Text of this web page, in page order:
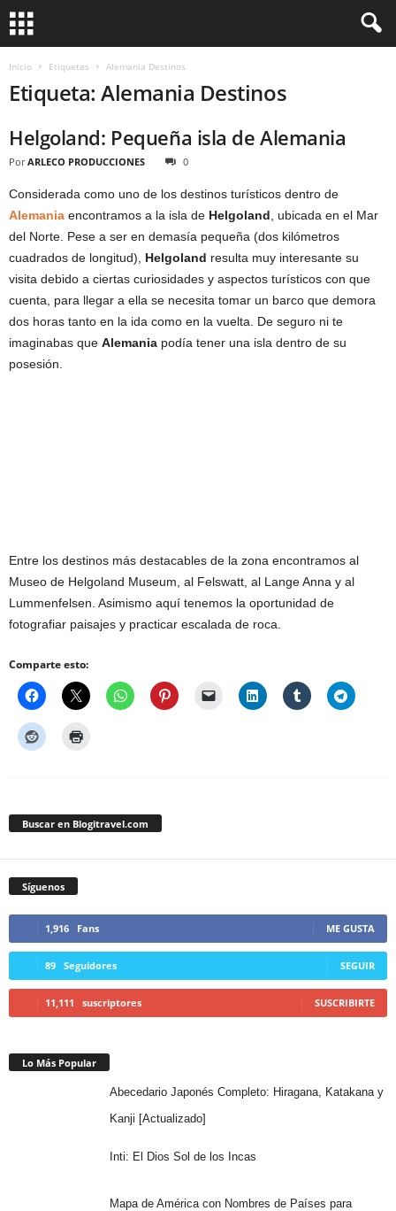
Inicio Etiquetas Alemania Destinos
Etiqueta: Alemania Destinos
Helgoland: Pequeña isla de Alemania
Por ARLECO PRODUCCIONES 0
Considerada como uno de los destinos turísticos dentro de
Alemania encontramos a la isla de Helgoland , ubicada en el Mar
del Norte. Pese a ser en demasía pequeña (dos kilómetros
cuadrados de longitud), Helgoland resulta muy interesante su
visita debido a ciertas curiosidades y aspectos turísticos con que
cuenta, para llegar a ella se necesita tomar un barco que demora
dos horas tanto en la ida como en la vuelta. De seguro ni te
imaginabas que Alemania podía tener una isla dentro de su
posesión.
Entre los destinos más destacables de la zona encontramos al
Museo de Helgoland Museum, al Felswatt, al Lange Anna y al
Lummenfelsen. Asimismo aquí tenemos la oportunidad de
fotografiar paisajes y practicar escalada de roca.
Comparte esto:
Buscar en Blogitravel.com
Síguenos
1,916 Fans ME GUSTA
89 Seguidores SEGUIR
11,111 suscriptores SUSCRIBIRTE
Lo Más Popular
Abecedario Japonés Completo: Hiragana, Katakana y
Kanji [Actualizado]
Inti: El Dios Sol de los Incas
Mapa de América con Nombres de Países para